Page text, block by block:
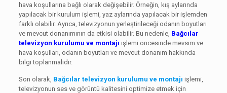
hava koşullarına bağlı olarak değişebilir. Örneğin, kış aylarında
yapılacak bir kurulum işlemi, yaz aylarında yapılacak bir işlemden
farklı olabilir. Ayrıca, televizyonun yerleştirileceği odanın boyutları
ve mevcut donanımının da etkisi olabilir. Bu nedenle, Bağcılar
televizyon kurulumu ve montajı işlemi öncesinde mevsim ve
hava koşulları, odanın boyutları ve mevcut donanım hakkında
bilgi toplanmalıdır.
Son olarak, Bağcılar televizyon kurulumu ve montajı işlemi,
televizyonun ses ve görüntü kalitesini optimize etmek için